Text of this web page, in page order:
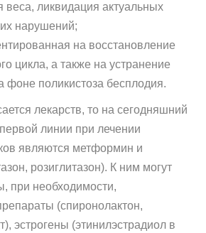
веса, ликвидация актуальных
нарушений;
на восстановление
цикла, а также на устранение
фоне поликистоза бесплодия.
лекарств, то на сегодняшний
линии при лечении
являются метформин и
розиглитазон). К ним могут
при необходимости,
(спиронолактон,
эстрогены (этинилэстрадиол в